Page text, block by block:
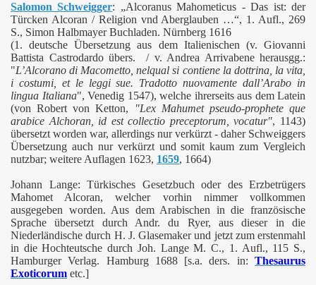
Salomon Schweigger: „Alcoranus Mahometicus - Das ist: der
Türcken Alcoran / Religion vnd Aberglauben …“, 1. Aufl., 269
S., Simon Halbmayer Buchladen. Nürnberg 1616
(1. deutsche Übersetzung aus dem Italienischen (v. Giovanni
Battista Castrodardo übers. / v. Andrea Arrivabene herausgg.:
"L’Alcorano di Macometto, nelqual si contiene la dottrina, la vita,
i costumi, et le leggi sue. Tradotto nuovamente dall’Arabo in
lingua Italiana", Venedig 1547), welche ihrerseits aus dem Latein
(von Robert von Ketton,
"Lex Mahumet pseudo-prophete que
arabice Alchoran, id est collectio preceptorum, vocatur", 1143)
übersetzt worden war, allerdings nur verkürzt - daher Schweiggers
Übersetzung auch nur verkürzt und somit kaum zum Vergleich
nutzbar; weitere Auflagen 1623, 1659, 1664)
Johann Lange: Türkisches Gesetzbuch oder des Erzbetrügers
Mahomet Alcoran, welcher vorhin nimmer vollkommen
ausgegeben worden. Aus dem Arabischen in die französische
Sprache übersetzt durch Andr. du Ryer, aus dieser in die
Niederländische durch H. J. Glasemaker und jetzt zum erstenmahl
in die Hochteutsche durch Joh. Lange M. C., 1. Aufl., 115 S.,
Hamburger Verlag. Hamburg 1688 [s.a. ders. in:Thesaurus
Exoticorum etc.]